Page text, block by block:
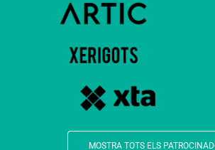
MOSTRA TOTS ELS